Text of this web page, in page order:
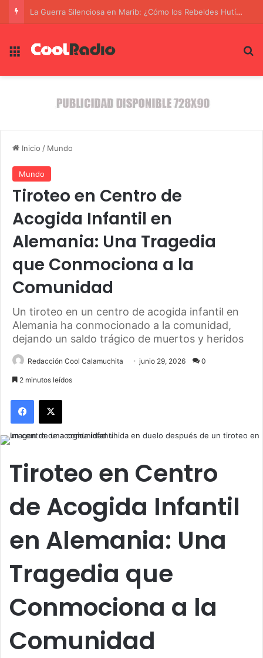
Menú
Inicio / Mundo
Mundo
Tiroteo en Centro de
Acogida Infantil en
Alemania: Una Tragedia
que Conmociona a la
Comunidad
Un tiroteo en un centro de acogida infantil en
Alemania ha conmocionado a la comunidad,
dejando un saldo trágico de muertos y heridos
Redacción Cool Calamuchita junio 29, 2026 0
2 minutos leídos
Facebook
X
Tiroteo en Centro
de Acogida Infantil
en Alemania: Una
Tragedia que
Conmociona a la
Comunidad